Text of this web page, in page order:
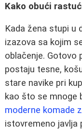
Kako obući
Kada žena stupi u
izazova sa kojim
oblačenje. Gotovo
postaju tesne,
stare navike pri
kao što se mnoge
moderne komade
istovremeno javlja